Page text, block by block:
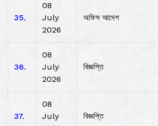
35.
08
July
2026
অফিস আদেশ
36.
08
July
2026
বিজ্ঞপ্তি
37.
08
July
বিজ্ঞপ্তি